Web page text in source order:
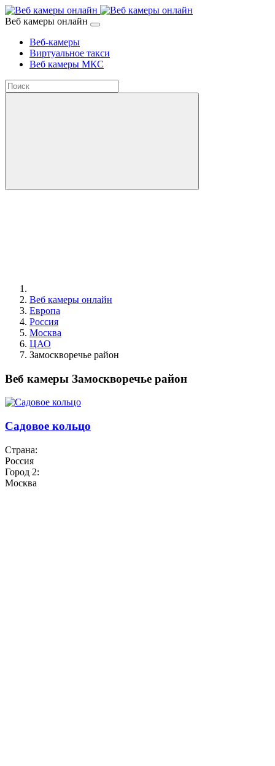
Веб камеры онлайн
Веб-камеры
Виртуальное такси
Веб камеры МКС
Веб камеры онлайн
Европа
Россия
Москва
ЦАО
Замоскворечье район
Веб камеры Замоскворечье район
Садовое кольцо
Страна:
Россия
Город 2:
Москва